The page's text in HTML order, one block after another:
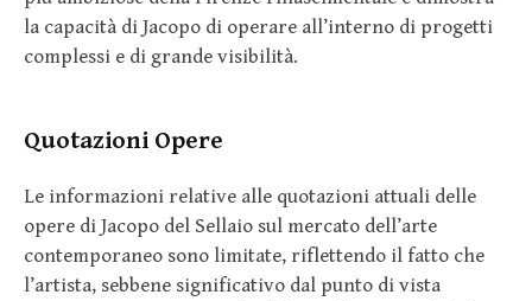
la capacità di Jacopo di operare all’interno di progetti
complessi e di grande visibilità.
Quotazioni Opere
Le informazioni relative alle quotazioni attuali delle
opere di Jacopo del Sellaio sul mercato dell’arte
contemporaneo sono limitate, riflettendo il fatto che
l’artista, sebbene significativo dal punto di vista